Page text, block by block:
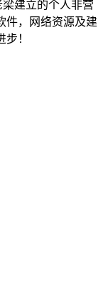
梁建立的个人非营
件，网络资源及建
！